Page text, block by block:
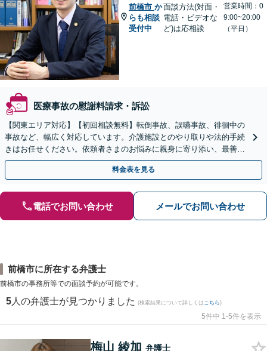
前橋市 か
らも相談
受付中
面談方法(対面・
電話・ビデオな
ど)は応相談
営業時間：0
9:00~20:00
（平日）
医療事故の慰謝料請求・訴訟
【関東エリア対応】【初回相談無料】転倒事故、誤嚥事故、徘徊中の
事故など、幅広く対応しています。介護施設とのやり取りや法的手続
きはお任せください。依頼者さまのお悩みに親身に寄り添い、最善の
結果が得られるように尽力いたします。
料金表を見る
電話でお問い合わせ メールでお問い合わせ
前橋市に所在する弁護士
前橋市の事務所等での面談予約が可能です。
5 人の弁護士が見つかりました (検索結果について詳しくは こちら)
5件中 1-5件を表示
梅山 綾加 弁護士